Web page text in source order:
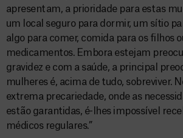
apresentam, a prioridade para estas
um local seguro para dormir, um sítio
algo para comer, comida para os filhos
medicamentos. Embora estejam
gravidez e com a saúde, a principal
mulheres é, acima de tudo, sobreviver.
extrema precariedade, onde as
estão garantidas, é-lhes impossível
médicos regulares.”